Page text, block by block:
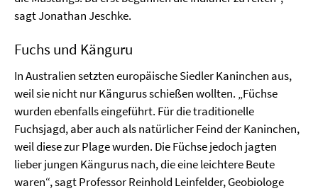
sagt Jonathan Jeschke.
Fuchs und Känguru
In Australien setzten europäische Siedler Kaninchen aus,
weil sie nicht nur Kängurus schießen wollten. „Füchse
wurden ebenfalls eingeführt. Für die traditionelle
Fuchsjagd, aber auch als natürlicher Feind der Kaninchen,
weil diese zur Plage wurden. Die Füchse jedoch jagten
lieber jungen Kängurus nach, die eine leichtere Beute
waren“, sagt Professor Reinhold Leinfelder, Geobiologe